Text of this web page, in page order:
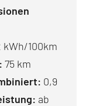
kWh/100km
75 km
0,9
ab